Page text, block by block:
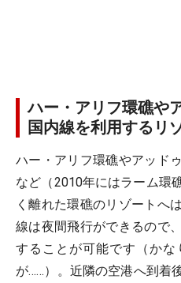
ハー・アリフ環礁や
国内線を利用するリ
ハー・アリフ環礁やアッド
など（2010年にはラーム環
く離れた環礁のリゾートへ
線は夜間飛行ができるので
することが可能です（か
が……）。近隣の空港へ到着